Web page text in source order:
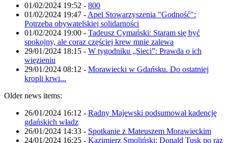
01/02/2024 19:52 - 800
01/02/2024 19:47 - Apel Stowarzyszenia "Godność":
Potrzeba obywatelskiej solidarności
01/02/2024 19:00 - Tadeusz Cymański: Staram się być
spokojny, ale coraz częściej krew mnie zalewa
29/01/2024 18:15 - W tygodniku „Sieci”: Prawda o ich
więzieniu
29/01/2024 08:12 - Morawiecki w Gdańsku. Do ostatniej
kropli krwi...
Older news items:
26/01/2024 16:12 - Radny Majewski podsumował kadencję
gdańskich władz
26/01/2024 14:33 - Spotkanie z Mateuszem Morawieckim
24/01/2024 16:25 - Kazimierz Smoliński: Donald Tusk po raz